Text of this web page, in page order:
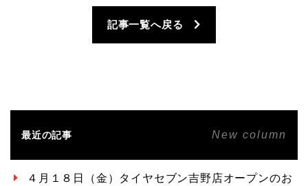
記事一覧へ戻る
最近の記事 New column
４月１８日（金）タイヤセブン吉野店オープンのお